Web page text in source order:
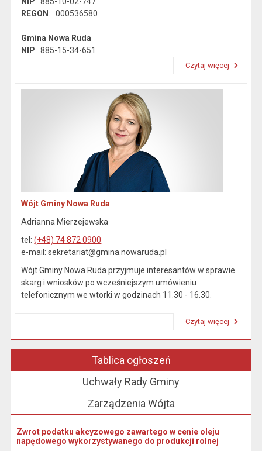
REGON : 000536580
Gmina Nowa Ruda
NIP: 885-15-34-651
Czytaj więcej
Wójt Gminy Nowa Ruda
Adrianna Mierzejewska
tel:(+48) 74 872 0900
e-mail: sekretariat@gmina.nowaruda.pl
Wójt Gminy Nowa Ruda przyjmuje interesantów w sprawie
skarg i wniosków po wcześniejszym umówieniu
telefonicznym we wtorki w godzinach 11.30 - 16.30.
Czytaj więcej
Tablica ogłoszeń
Uchwały Rady Gminy
Zarządzenia Wójta
Zwrot podatku akcyzowego zawartego w cenie oleju
napędowego wykorzystywanego do produkcji rolnej